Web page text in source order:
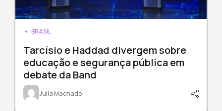
BRASIL
Tarcísio e Haddad divergem sobre
educação e segurança pública em
debate da Band
Julia Machado